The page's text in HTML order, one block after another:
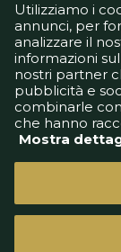
Utilizziamo i
annunci, per
analizzare il
informazioni
nostri partner
pubblicità e
combinarle
che hanno
Mostra